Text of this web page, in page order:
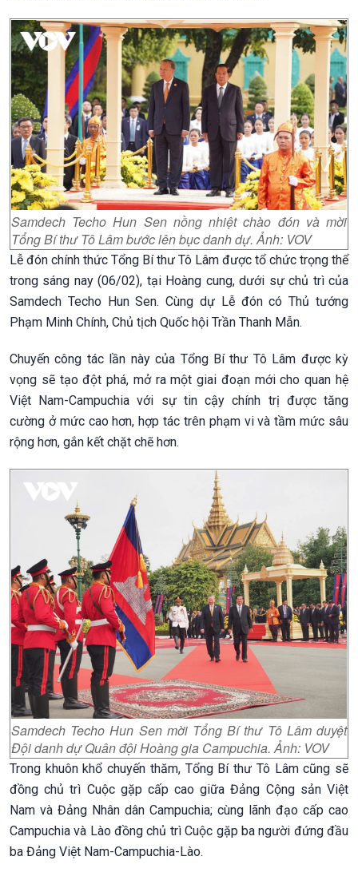
Samdech Techo Hun Sen nồng nhiệt chào đón và mời
Tổng Bí thư Tô Lâm bước lên bục danh dự. Ảnh: VOV
Lễ đón chính thức Tổng Bí thư Tô Lâm được tổ chức trọng thể
trong sáng nay (06/02), tại Hoàng cung, dưới sự chủ trì của
Samdech Techo Hun Sen. Cùng dự Lễ đón có Thủ tướng
Phạm Minh Chính, Chủ tịch Quốc hội Trần Thanh Mẫn.
Chuyến công tác lần này của Tổng Bí thư Tô Lâm được kỳ
vọng sẽ tạo đột phá, mở ra một giai đoạn mới cho quan hệ
Việt Nam-Campuchia với sự tin cậy chính trị được tăng
cường ở mức cao hơn, hợp tác trên phạm vi và tầm mức sâu
rộng hơn, gắn kết chặt chẽ hơn.
Samdech Techo Hun Sen mời Tổng Bí thư Tô Lâm duyệt
Đội danh dự Quân đội Hoàng gia Campuchia. Ảnh: VOV
Trong khuôn khổ chuyến thăm, Tổng Bí thư Tô Lâm cũng sẽ
đồng chủ trì Cuộc gặp cấp cao giữa Đảng Cộng sản Việt
Nam và Đảng Nhân dân Campuchia; cùng lãnh đạo cấp cao
Campuchia và Lào đồng chủ trì Cuộc gặp ba người đứng đầu
ba Đảng Việt Nam-Campuchia-Lào.